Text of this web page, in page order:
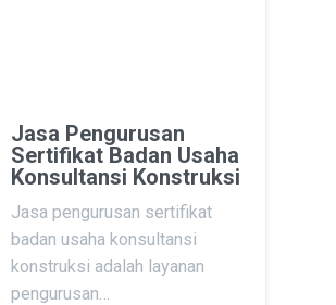
Jasa Pengurusan
Sertifikat Badan Usaha
Konsultansi Konstruksi
Jasa pengurusan sertifikat
badan usaha konsultansi
konstruksi adalah layanan
pengurusan…